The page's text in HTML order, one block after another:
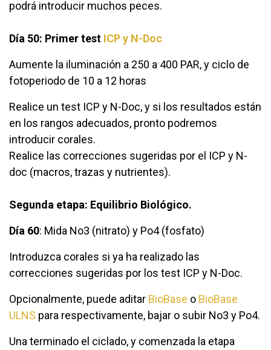
podrá introducir muchos peces.
Día 50: Primer test ICP y N-Doc
Aumente la iluminación a 250 a 400 PAR, y ciclo de
fotoperiodo de 10 a 12 horas
Realice un test ICP y N-Doc, y si los resultados están
en los rangos adecuados, pronto podremos
introducir corales.
Realice las correcciones sugeridas por el ICP y N-
doc (macros, trazas y nutrientes).
Segunda etapa: Equilibrio Biológico.
Día 60: Mida No3 (nitrato) y Po4 (fosfato)
Introduzca corales si ya ha realizado las
correcciones sugeridas por los test ICP y N-Doc.
Opcionalmente, puede aditar BioBase o BioBase
ULNS para respectivamente, bajar o subir No3 y Po4.
Una terminado el ciclado, y comenzada la etapa